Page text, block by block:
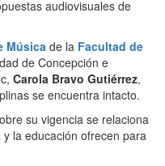
audiovisuales de
Música de la Facultad de
de Concepción e
Carola Bravo Gutiérrez,
se encuentra intacto.
su vigencia se relaciona
la educación ofrecen para